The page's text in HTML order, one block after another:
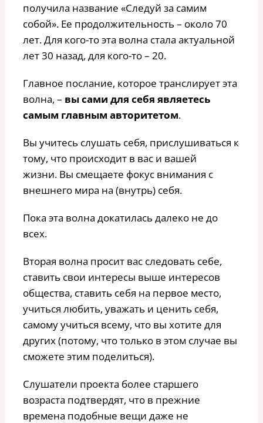
получила название «Следуй за самим
собой». Ее продолжительность – около 70
лет. Для кого-то эта волна стала актуальной
лет 30 назад, для кого-то – 20.
Главное послание, которое транслирует эта
волна, – вы сами для себя являетесь
самым главным авторитетом.
Вы учитесь слушать себя, прислушиваться к
тому, что происходит в вас и вашей
жизни. Вы смещаете фокус внимания с
внешнего мира на (внутрь) себя.
Пока эта волна докатилась далеко не до
всех.
Вторая волна просит вас следовать себе,
ставить свои интересы выше интересов
общества, ставить себя на первое место,
учиться любить, уважать и ценить себя,
самому учиться всему, что вы хотите для
других (потому, что только в этом случае вы
сможете этим поделиться).
Слушатели проекта более старшего
возраста подтвердят, что в прежние
времена подобные вещи даже не